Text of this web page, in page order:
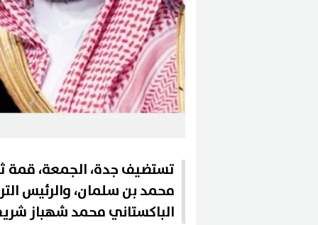
تستضيف جدة، الجمعة، قمة
محمد بن سلمان، والرئيس
الباكستاني محمد شهباز